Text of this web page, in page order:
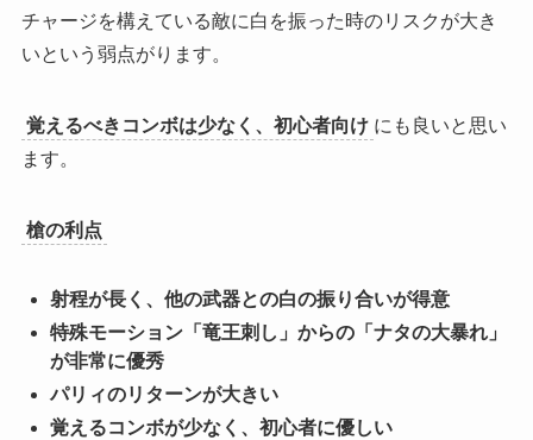
チャージを構えている敵に白を振った時のリスクが大き
いという弱点がります。
覚えるべきコンボは少なく、初心者向け にも良いと思い
ます。
槍の利点
射程が長く、他の武器との白の振り合いが得意
特殊モーション「竜王刺し」からの「ナタの大暴れ」
が非常に優秀
パリィのリターンが大きい
覚えるコンボが少なく、初心者に優しい